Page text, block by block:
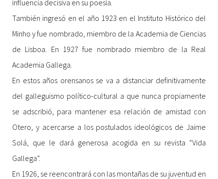
influencia decisiva en su poesía.
También ingresó en el año 1923 en el Instituto Histórico del
Minho y fue nombrado, miembro de la Academia de Ciencias
de Lisboa. En 1927 fue nombrado miembro de la Real
Academia Gallega.
En estos años orensanos se va a distanciar definitivamente
del galleguismo político-cultural a que nunca propiamente
se adscribió, para mantener esa relación de amistad con
Otero, y acercarse a los postulados ideológicos de Jaime
Solá, que le dará generosa acogida en su revista “Vida
Gallega”.
En 1926, se reencontrará con las montañas de su juventud en